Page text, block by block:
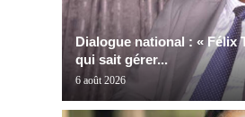
Dialogue national : « Félix
qui sait gérer...
6 août 2026